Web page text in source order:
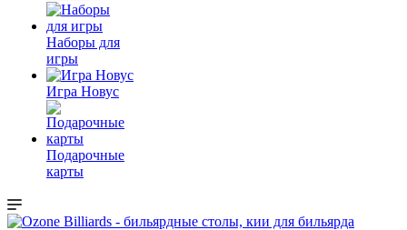
Наборы для
игры
Игра Новус
Подарочные
карты